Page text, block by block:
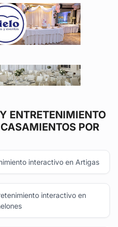
ENTRETENIMIENTO
POR
interactivo en Artigas
interactivo en